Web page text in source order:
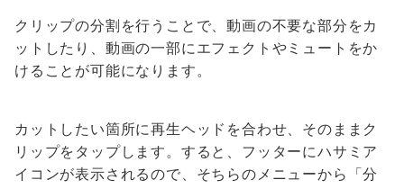
クリップの分割を行うことで、動画の不要な部分をカ
ットしたり、動画の一部にエフェクトやミュートをか
けることが可能になります。
カットしたい箇所に再生ヘッドを合わせ、そのままク
リップをタップします。すると、フッターにハサミア
イコンが表示されるので、そちらのメニューから「分